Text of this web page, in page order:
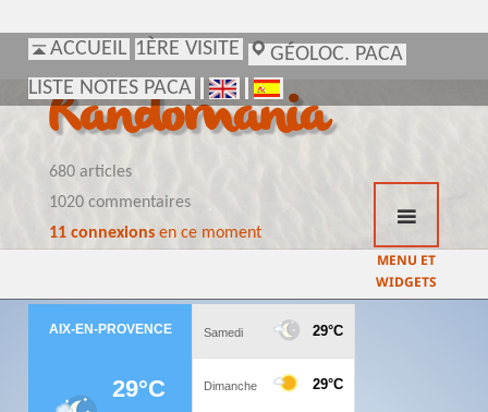
ACCUEIL 1ÈRE VISITE
GÉOLOC. PACA
LISTE NOTES PACA
Randomania
680 articles
1020 commentaires
11 connexionsen ce moment
MENU ET
WIDGETS
ACCUEIL 1ÈRE VISITE
GÉOLOC. PACA
LISTE NOTES PACA